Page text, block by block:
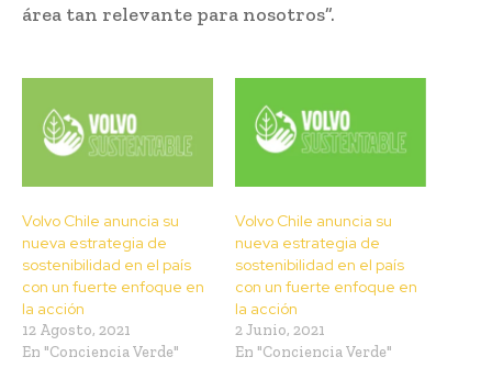
área tan relevante para nosotros”.
Volvo Chile anuncia su
nueva estrategia de
sostenibilidad en el país
con un fuerte enfoque en
la acción
12 Agosto, 2021
En "Conciencia Verde"
Volvo Chile anuncia su
nueva estrategia de
sostenibilidad en el país
con un fuerte enfoque en
la acción
2 Junio, 2021
En "Conciencia Verde"